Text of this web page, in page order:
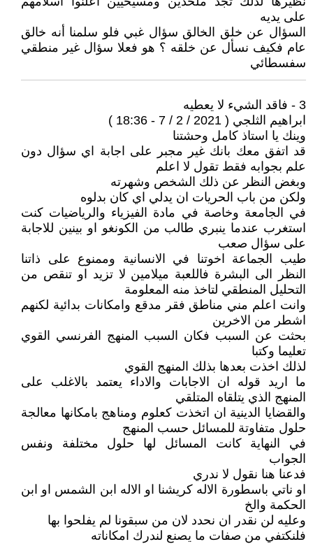
على يديه
السؤال عن خلق الخالق سؤال غبي فلو سلمنا أنه خالق
عام فكيف نسأل عن خلقه ؟ هو فعلا سؤال غير منطقي
سفسطائي
3 - فاقد الشيء لا يعطيه
ابراهيم الثلجي ( 2021 / 2 / 7 - 18:36 )
وينك يا استاذ كامل وحشتنا
قد اتفق معك بانك غير مجبر على اجابة اي سؤال دون
علم بجوابه فقط تقول لا اعلم
وبغض النظر عن ذلك الشخص وشهرته
ولكن من باب الحريات ان يدلي اي كان بدلوه
في الجامعة وخاصة في مادة الفيزياء والرياضيات كنت
استغرب عندما ينبري طالب من الكونغو او بينين للاجابة
على سؤال صعب
طيب الجماعة اخوتنا في الانسانية وممنوع على ذاتنا
النظر الى البشرة فاللعبة ميلامين لا تزيد او تنقص من
التحليل المنطقي لتاخذ منه المعلومة
وانت اعلم مني مناطق فقر مدقع وامكانات بدائية لكنهم
اشطر من الاخرين
بحثت عن السبب فكان السبب المنهج الفرنسي القوي
تعليما وكتبا
لذلك اخذت بعدها بذلك المنهج القوي
ما اريد قوله ان الاجابات والاداء يعتمد بالاغلب على
المنهج الذي يتلقاه المتلقي
والقضايا الدينية ان اتخذت كعلوم ومناهج بامكانها معالجة
حلول متفاوتة للمسائل حسب المنهج
في النهاية كانت المسائل لها حلول مختلفة ونفس
الجواب
فدعنا هنا نقول لا ندري
او ناتي باسطورة الاله كريشنا او الاله ابن الشمس او ابن
الحكمة والخ
وعليه لن نقدر ان نحدد لان من سبقونا لم يفلحوا بها
فلنكتفي من صفات ما يصنع لندرك امكاناته